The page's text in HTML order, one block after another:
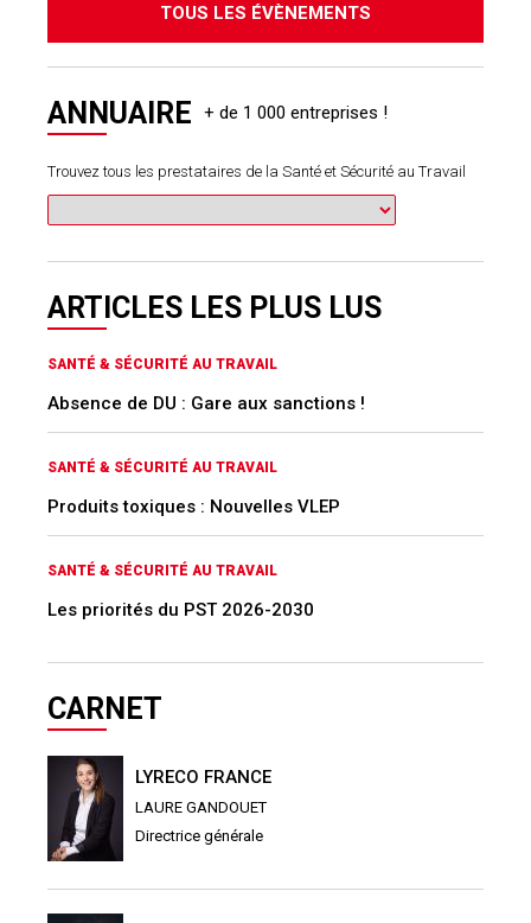
TOUS LES ÉVÈNEMENTS
ANNUAIRE
Trouvez tous les prestataires de la Santé et Sécurité au Travail
ARTICLES LES PLUS LUS
SANTÉ & SÉCURITÉ AU TRAVAIL
Absence de DU : Gare aux sanctions !
SANTÉ & SÉCURITÉ AU TRAVAIL
Produits toxiques : Nouvelles VLEP
SANTÉ & SÉCURITÉ AU TRAVAIL
Les priorités du PST 2026-2030
CARNET
LYRECO FRANCE
LAURE GANDOUET
Directrice générale